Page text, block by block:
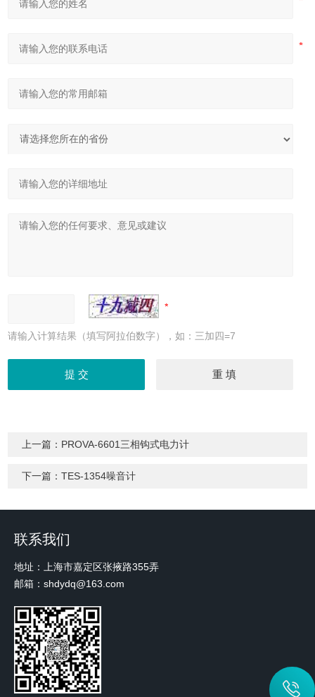
请输入计算结果（填写阿拉伯数字），如：三加四=7
上一篇： PROVA-6601三相钩式电力计
下一篇：TES-1354噪音计
联系我们
地址：上海市嘉定区张掖路355弄
邮箱：shdydq@163.com